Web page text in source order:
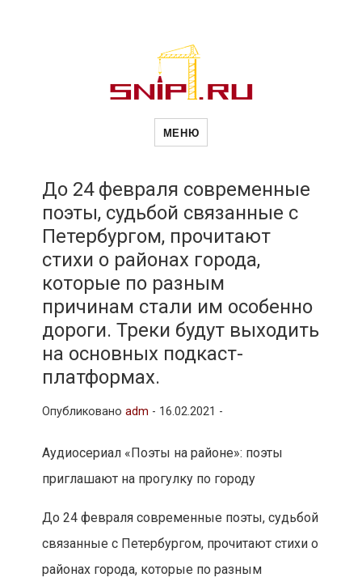
Новости
и
рубрики
МЕНЮ
До 24 февраля современные
поэты, судьбой связанные с
Петербургом, прочитают
стихи о районах города,
которые по разным
причинам стали им особенно
дороги. Треки будут выходить
на основных подкаст-
платформах.
Опубликовано adm - 16.02.2021 -
Аудиосериал «Поэты на районе»: поэты
приглашают на прогулку по городу
До 24 февраля современные поэты, судьбой
связанные с Петербургом, прочитают стихи о
районах города, которые по разным